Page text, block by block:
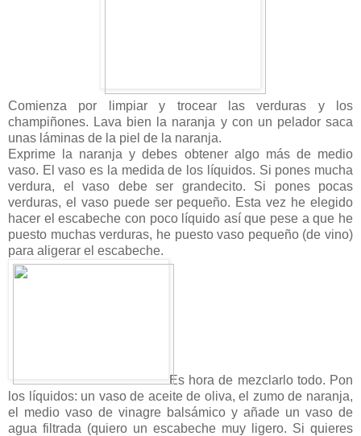
Comienza por limpiar y trocear las verduras y los
champiñones. Lava bien la naranja y con un pelador saca
unas láminas de la piel de la naranja.
Exprime la naranja y debes obtener algo más de medio
vaso. El vaso es la medida de los líquidos. Si pones mucha
verdura, el vaso debe ser grandecito. Si pones pocas
verduras, el vaso puede ser pequeño. Esta vez he elegido
hacer el escabeche con poco líquido así que pese a que he
puesto muchas verduras, he puesto vaso pequeño (de vino)
para aligerar el escabeche.
Es hora de mezclarlo todo. Pon
los líquidos: un vaso de aceite de oliva, el zumo de naranja,
el medio vaso de vinagre balsámico y añade un vaso de
agua filtrada (quiero un escabeche muy ligero. Si quieres